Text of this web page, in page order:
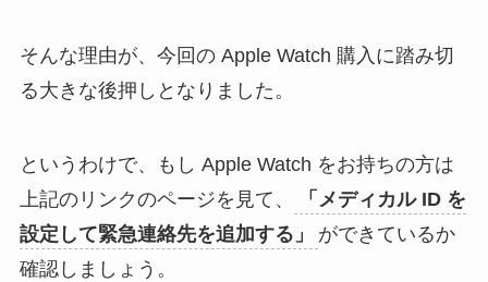
そんな理由が、今回の Apple Watch 購入に踏み切
る大きな後押しとなりました。
というわけで、もし Apple Watch をお持ちの方は
上記のリンクのページを見て、
「メディカル ID を
設定して緊急連絡先を追加する」
ができているか
確認しましょう。